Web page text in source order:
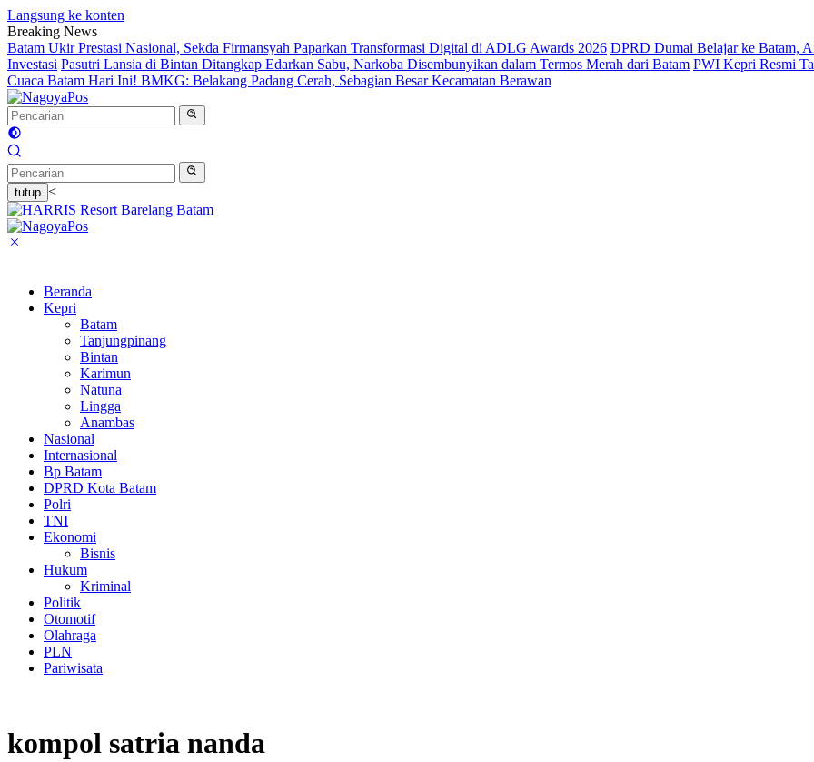
Langsung ke konten
Breaking News
Batam Ukir Prestasi Nasional, Sekda Firmansyah Paparkan Transformasi Digital di ADLG Awards 2026 DPRD Dumai Belajar ke Batam,
Investasi Pasutri Lansia di Bintan Ditangkap Edarkan Sabu, Narkoba Disembunyikan dalam Termos Merah dari Batam PWI Kepri Resmi
Cuaca Batam Hari Ini! BMKG: Belakang Padang Cerah, Sebagian Besar Kecamatan Berawan
tutup <
Beranda
Kepri
Batam
Tanjungpinang
Bintan
Karimun
Natuna
Lingga
Anambas
Nasional
Internasional
Bp Batam
DPRD Kota Batam
Polri
TNI
Ekonomi
Bisnis
Hukum
Kriminal
Politik
Otomotif
Olahraga
PLN
Pariwisata
kompol satria nanda